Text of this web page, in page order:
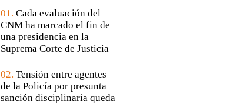
01. Cada evaluación del
CNM ha marcado el fin de
una presidencia en la
Suprema Corte de Justicia
02. Tensión entre agentes
de la Policía por presunta
sanción disciplinaria queda